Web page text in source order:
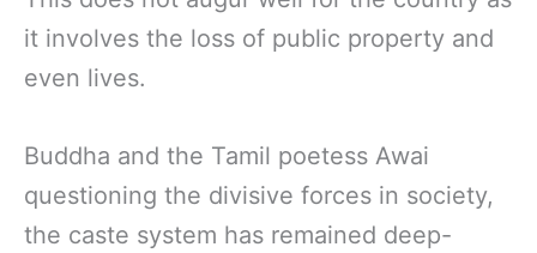
it involves the loss of public property and
even lives.
Buddha and the Tamil poetess Awai
questioning the divisive forces in society,
the caste system has remained deep-